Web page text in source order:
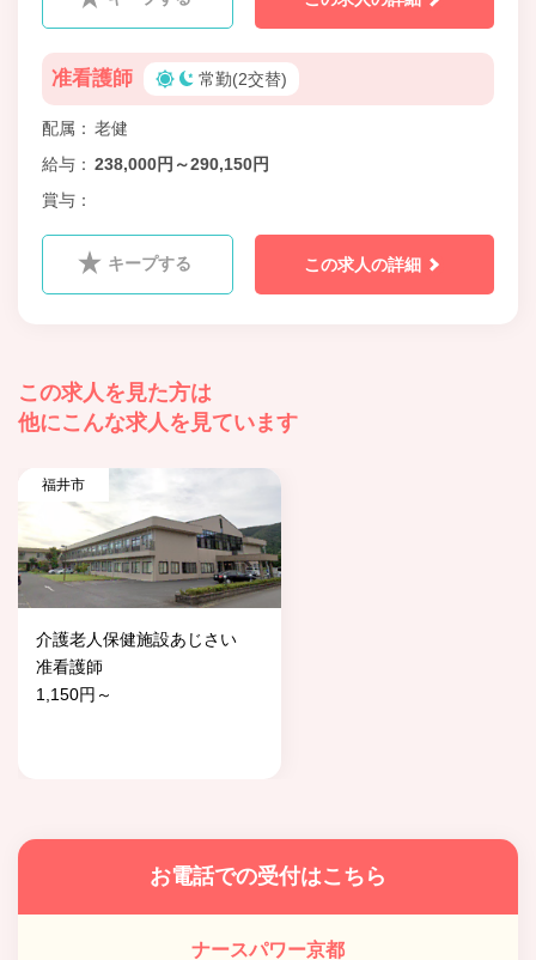
准看護師 常勤(2交替)
配属
老健
給与
238,000円～290,150円
賞与
キープする この求人の詳細
この求人を見た方は
他にこんな求人を見ています
福井市
介護老人保健施設あじさい
准看護師
1,150円～
お電話での受付はこちら
ナースパワー京都